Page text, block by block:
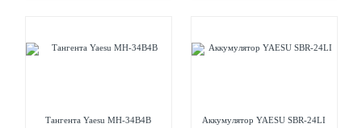
Тангента Yaesu MH-34B4B
Аккумулятор YAESU SBR-24LI